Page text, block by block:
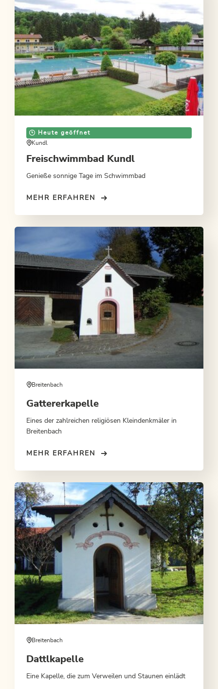
Heute geöffnet
Kundl
Freischwimmbad Kundl
Genieße sonnige Tage im Schwimmbad
MEHR ERFAHREN
Breitenbach
Gattererkapelle
Eines der zahlreichen religiösen Kleindenkmäler in
Breitenbach
MEHR ERFAHREN
Breitenbach
Dattlkapelle
Eine Kapelle, die zum Verweilen und Staunen einlädt